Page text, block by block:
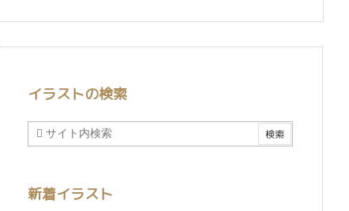
イラストの検索
新着イラスト